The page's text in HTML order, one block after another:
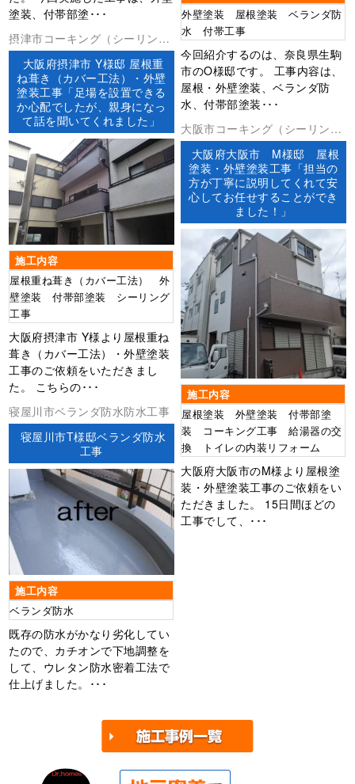
塗装、付帯部塗･･･
外壁塗装 屋根塗装 ベランダ防
水 付帯工事
今回紹介するのは、奈良県生駒
市のO様邸です。 工事内容は、
屋根・外壁塗装、ベランダ防
水、付帯部塗装･･･
摂津市コーキング（シーリン
グ）ベランダ防水外壁塗装屋根
工事防水工事
大阪府摂津市 Y様邸 屋根重
ね葺き（カバー工法）・外壁
塗装工事「足場を設置できる
か心配でしたが、親身になっ
て話を聞いてくれました」
施工内容
屋根重ね葺き（カバー工法） 外
壁塗装 付帯部塗装 シーリング
工事
大阪府摂津市 Y様より屋根重ね
葺き（カバー工法）・外壁塗装
工事のご依頼をいただきまし
た。 こちらの･･･
大阪市コーキング（シーリン
グ）外壁塗装屋根塗装防水工事
大阪府大阪市 M様邸 屋根
塗装・外壁塗装工事「担当の
方が丁寧に説明してくれて安
心してお任せすることができ
ました！」
施工内容
屋根塗装 外壁塗装 付帯部塗
装 コーキング工事 給湯器の交
換 トイレの内装リフォーム
大阪府大阪市のM様より屋根塗
装・外壁塗装工事のご依頼をい
ただきました。 15日間ほどの
工事でして、･･･
寝屋川市ベランダ防水防水工事
寝屋川市T様邸ベランダ防水
工事
施工内容
ベランダ防水
既存の防水がかなり劣化してい
たので、カチオンで下地調整を
して、ウレタン防水密着工法で
仕上げました。･･･